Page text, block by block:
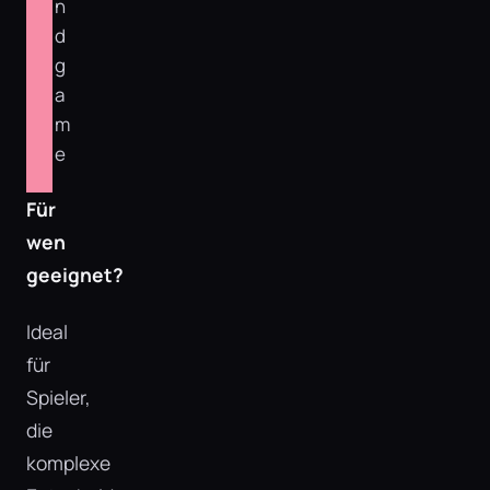
n
d
g
a
m
e
Für
wen
geeignet?
Ideal
für
Spieler,
die
komplexe